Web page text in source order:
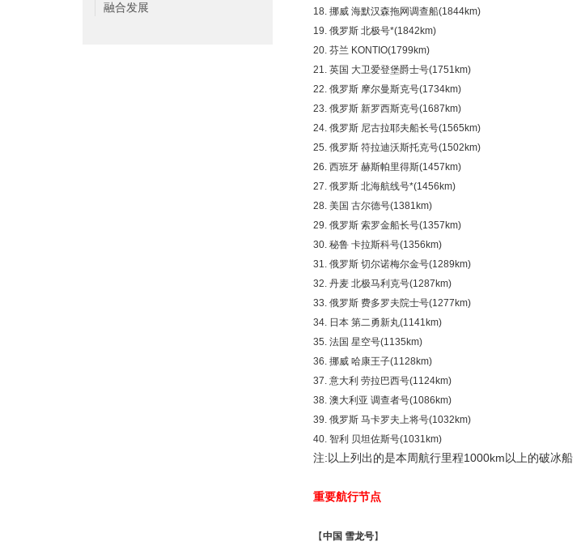
融合发展
18. 挪威 海默汉森拖网调查船(1844km)
19. 俄罗斯 北极号*(1842km)
20. 芬兰 KONTIO(1799km)
21. 英国 大卫爱登堡爵士号(1751km)
22. 俄罗斯 摩尔曼斯克号(1734km)
23. 俄罗斯 新罗西斯克号(1687km)
24. 俄罗斯 尼古拉耶夫船长号(1565km)
25. 俄罗斯 符拉迪沃斯托克号(1502km)
26. 西班牙 赫斯帕里得斯(1457km)
27. 俄罗斯 北海航线号*(1456km)
28. 美国 古尔德号(1381km)
29. 俄罗斯 索罗金船长号(1357km)
30. 秘鲁 卡拉斯科号(1356km)
31. 俄罗斯 切尔诺梅尔金号(1289km)
32. 丹麦 北极马利克号(1287km)
33. 俄罗斯 费多罗夫院士号(1277km)
34. 日本 第二勇新丸(1141km)
35. 法国 星空号(1135km)
36. 挪威 哈康王子(1128km)
37. 意大利 劳拉巴西号(1124km)
38. 澳大利亚 调查者号(1086km)
39. 俄罗斯 马卡罗夫上将号(1032km)
40. 智利 贝坦佐斯号(1031km)
注:以上列出的是本周航行里程1000km以上的破冰船
重要航行节点
【中国 雪龙号】